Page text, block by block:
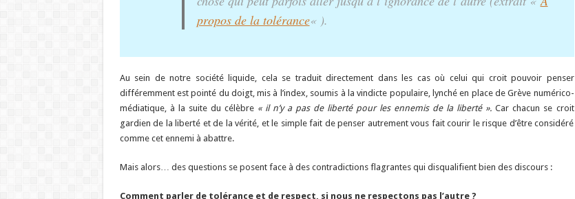
propos de la tolérance« ).
Au sein de notre société liquide, cela se traduit directement dans les cas où celui qui croit pouvoir penser
différemment est pointé du doigt, mis à l’index, soumis à la vindicte populaire, lynché en place de Grève numérico-
médiatique, à la suite du célèbre « il n’y a pas de liberté pour les ennemis de la liberté ».Car chacun se croit
gardien de la liberté et de la vérité, et le simple fait de penser autrement vous fait courir le risque d’être considéré
comme cet ennemi à abattre.
Mais alors… des questions se posent face à des contradictions flagrantes qui disqualifient bien des discours :
Comment parler de tolérance et de respect, si nous ne respectons pas l’autre ?